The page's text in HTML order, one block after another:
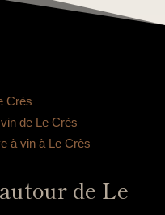
Crès
de Le Crès
à vin à Le Crès
de Le